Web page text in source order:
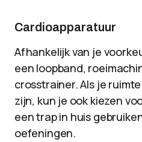
Cardioapparatuur
Afhankelijk van je
een loopband,
crosstrainer. Als je
zijn, kun je ook kiezen
een trap in huis
oefeningen.